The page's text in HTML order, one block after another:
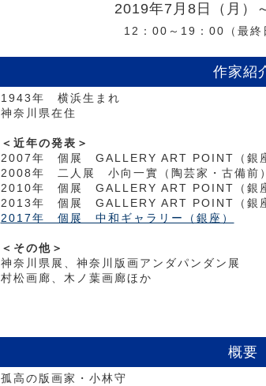
2019年7月8日（月）
12：00～19：00（最終
作家紹
1943年 横浜生まれ
神奈川県在住
＜近年の発表＞
2007年 個展 GALLERY ART POINT（銀
2008年 二人展 小向一實（陶芸家・古備前
2010年 個展 GALLERY ART POINT（銀
2013年 個展 GALLERY ART POINT（銀
2017年 個展 中和ギャラリー（銀座）
＜その他＞
神奈川県展、神奈川版画アンダパンダン展
村松画廊、木ノ葉画廊ほか
概要
孤高の版画家・小林守